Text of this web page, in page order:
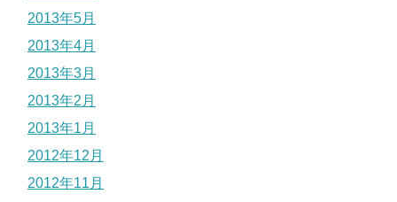
2013年5月
2013年4月
2013年3月
2013年2月
2013年1月
2012年12月
2012年11月